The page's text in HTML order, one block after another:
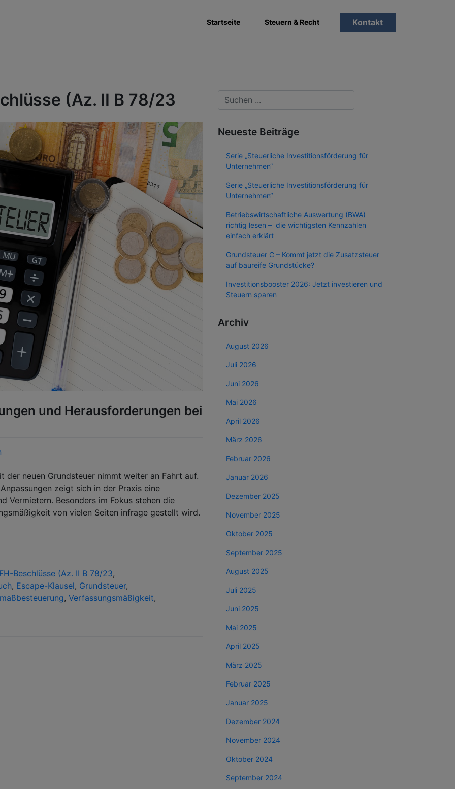
Startseite Steuern & Recht Kontakt
(Az. II B 78/23
und Herausforderungen bei
der neuen Grundsteuer nimmt weiter an Fahrt auf.
zeigt sich in der Praxis eine
Vermietern. Besonders im Fokus stehen die
von vielen Seiten infrage gestellt wird.
Beschlüsse (Az. II B 78/23,
, Escape-Klausel, Grundsteuer,
, Verfassungsmäßigkeit,
Neueste Beiträge
Serie „Steuerliche Investitionsförderung für
Unternehmen“
Serie „Steuerliche Investitionsförderung für
Unternehmen“
Betriebswirtschaftliche Auswertung (BWA)
richtig lesen – die wichtigsten Kennzahlen
einfach erklärt
Grundsteuer C – Kommt jetzt die Zusatzsteuer
auf baureife Grundstücke?
Investitionsbooster 2026: Jetzt investieren und
Steuern sparen
Archiv
August 2026
Juli 2026
Juni 2026
Mai 2026
April 2026
März 2026
Februar 2026
Januar 2026
Dezember 2025
November 2025
Oktober 2025
September 2025
August 2025
Juli 2025
Juni 2025
Mai 2025
April 2025
März 2025
Februar 2025
Januar 2025
Dezember 2024
November 2024
Oktober 2024
September 2024